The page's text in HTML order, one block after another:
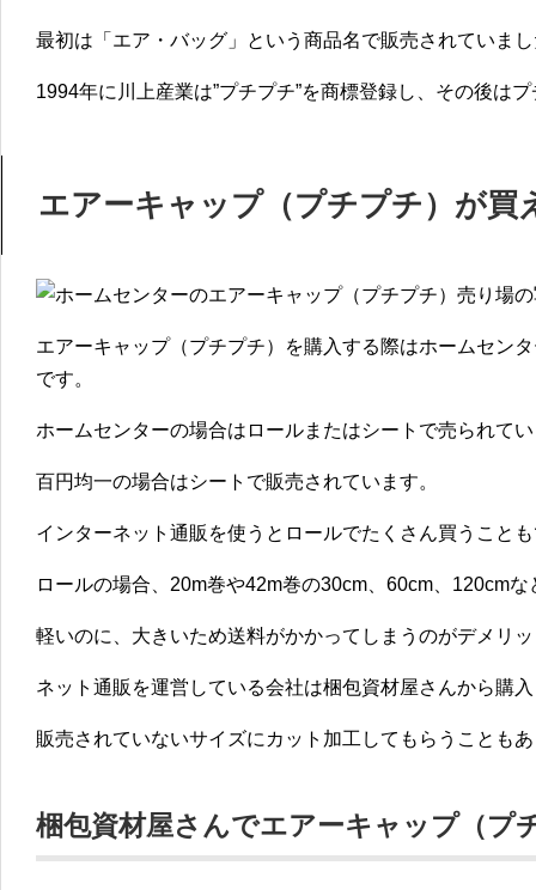
最初は「エア・バッグ」という商品名で販売されていま
1994年に川上産業は”プチプチ”を商標登録し、その後は
エアーキャップ（プチプチ）が買
エアーキャップ（プチプチ）を購入する際はホームセン
です。
ホームセンターの場合はロールまたはシートで売られて
百円均一の場合はシートで販売されています。
インターネット通販を使うとロールでたくさん買うこと
ロールの場合、20m巻や42m巻の30cm、60cm、120cm
軽いのに、大きいため送料がかかってしまうのがデメリ
ネット通販を運営している会社は梱包資材屋さんから購
販売されていないサイズにカット加工してもらうことも
梱包資材屋さんでエアーキャップ（プ